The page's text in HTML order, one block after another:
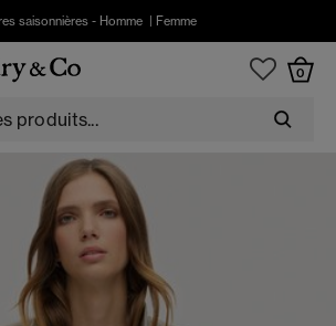
saisonnières - Homme Femme
0